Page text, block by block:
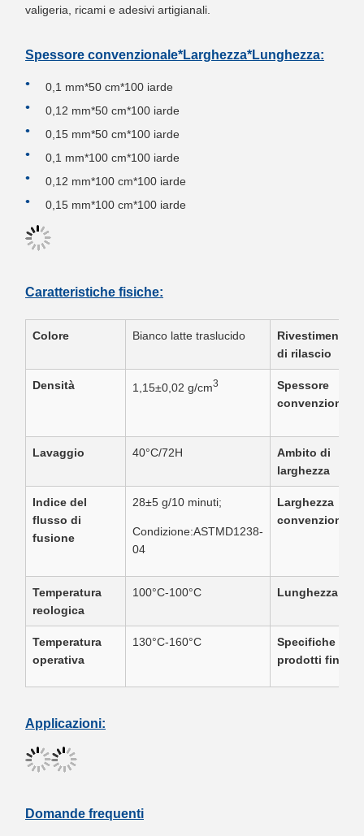
valigeria, ricami e adesivi artigianali.
Spessore convenzionale*Larghezza*Lunghezza:
0,1 mm*50 cm*100 iarde
0,12 mm*50 cm*100 iarde
0,15 mm*50 cm*100 iarde
0,1 mm*100 cm*100 iarde
0,12 mm*100 cm*100 iarde
0,15 mm*100 cm*100 iarde
Caratteristiche fisiche:
Colore Bianco latte traslucido
Rivestimento
di rilascio
Densità 1,15±0,02 g/cm3
Spessore
convenzionale
Lavaggio 40°C/72H
Ambito di
larghezza
Indice del
flusso di
fusione
28±5 g/10 minuti;
Condizione:ASTMD1238-
04
Larghezza
convenzionale
Temperatura
reologica
100°C-100°C Lunghezza
Temperatura
operativa
130°C-160°C
Specifiche dei
prodotti finiti
Applicazioni:
Domande frequenti